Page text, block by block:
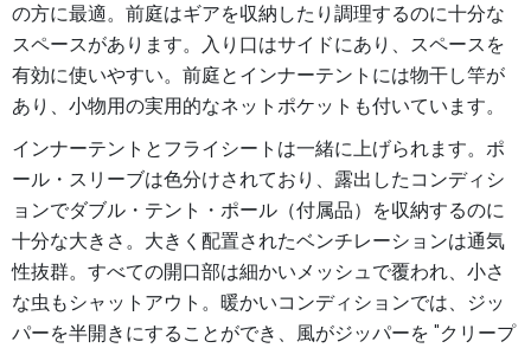
の方に最適。前庭はギアを収納したり調理するのに十分な
スペースがあります。入り口はサイドにあり、スペースを
有効に使いやすい。前庭とインナーテントには物干し竿が
あり、小物用の実用的なネットポケットも付いています。
インナーテントとフライシートは一緒に上げられます。ポ
ール・スリーブは色分けされており、露出したコンディシ
ョンでダブル・テント・ポール（付属品）を収納するのに
十分な大きさ。大きく配置されたベンチレーションは通気
性抜群。すべての開口部は細かいメッシュで覆われ、小さ
な虫もシャットアウト。暖かいコンディションでは、ジッ
パーを半開きにすることができ、風がジッパーを "クリープ